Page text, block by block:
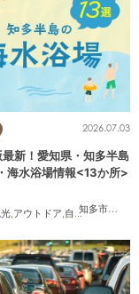
トレンド,KURUTOHP
知多市
,常滑
2026.07.03
新！愛知県・知多半島
海水浴場情報<13か所>
,アウトドア,自然 ,まちネタ